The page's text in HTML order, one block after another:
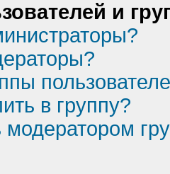
и
в группу?
модератором